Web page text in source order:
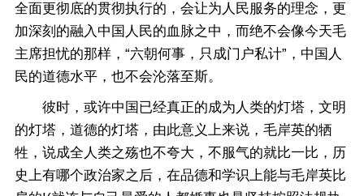
全面更彻底的贯彻执行的，会让为人民服务的理念，更
加深刻的融入中国人民的血脉之中，而绝不会像今天毛
主席担忧的那样，“六朝何事，只成门户私计”，中国人
民的道德水平，也不会沦落至斯。
彼时，或许中国已经真正的成为人类的灯塔，文明
的灯塔，道德的灯塔，由此意义上来说，毛岸英的牺
牲，说成全人类之殇也不夸大，不服气的就比一比，历
史上有哪个政治家之后，在品德和学识上能与毛岸英比